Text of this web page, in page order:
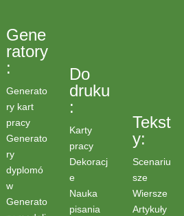
Gene
ratory
:
Generato
ry kart
pracy
Generato
ry
dyplomó
w
Generato
Do
druku
:
Karty
pracy
Dekoracj
e
Nauka
pisania
Tekst
y:
Scenariu
sze
Wiersze
Artykuły